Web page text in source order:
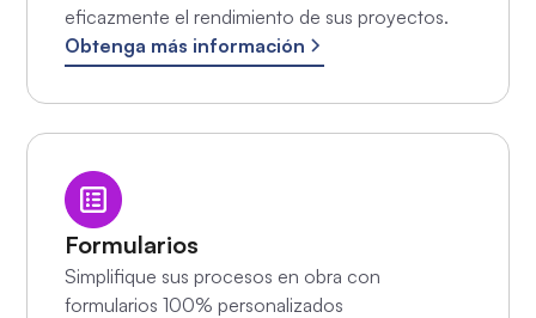
eficazmente el rendimiento de sus proyectos.
Obtenga más información
Formularios
Simplifique sus procesos en obra con
formularios 100% personalizados